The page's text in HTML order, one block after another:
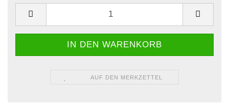
AUF DEN MERKZETTEL